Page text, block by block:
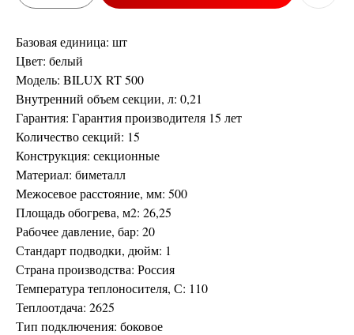
Базовая единица: шт
Цвет: белый
Модель: BILUX RT 500
Внутренний объем секции, л: 0,21
Гарантия: Гарантия производителя 15 лет
Количество секций: 15
Конструкция: секционные
Материал: биметалл
Межосевое расстояние, мм: 500
Площадь обогрева, м2: 26,25
Рабочее давление, бар: 20
Стандарт подводки, дюйм: 1
Страна производства: Россия
Температура теплоносителя, С: 110
Теплоотдача: 2625
Тип подключения: боковое